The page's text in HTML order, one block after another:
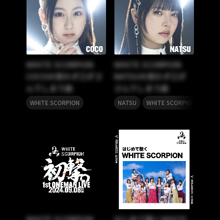
WHITE SCORPION
COCOの思わず口ずさ
んでしまう曲
WHITE SCORPION
WHITE SCORPION
NATSUの思わず口ず
さんでしまう曲
NATSU WHITE SCORPION